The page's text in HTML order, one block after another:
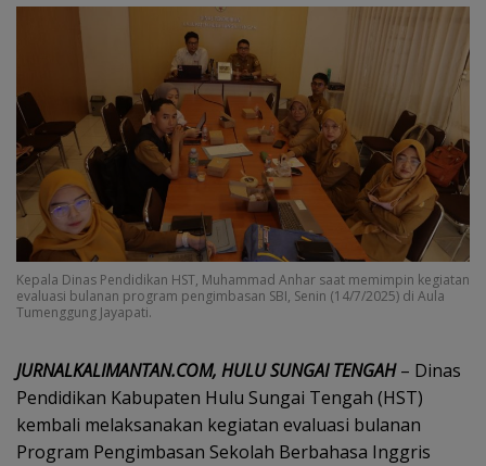
Kepala Dinas Pendidikan HST, Muhammad Anhar saat memimpin kegiatan
evaluasi bulanan program pengimbasan SBI, Senin (14/7/2025) di Aula
Tumenggung Jayapati.
JURNALKALIMANTAN.COM, HULU SUNGAI TENGAH– Dinas
Pendidikan Kabupaten Hulu Sungai Tengah (HST)
kembali melaksanakan kegiatan evaluasi bulanan
Program Pengimbasan Sekolah Berbahasa Inggris